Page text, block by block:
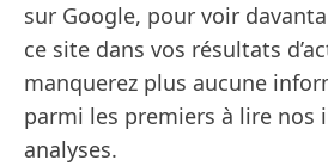
sur Google, pour voir
ce site dans vos résultats
manquerez plus aucune
parmi les premiers à lire nos
analyses.